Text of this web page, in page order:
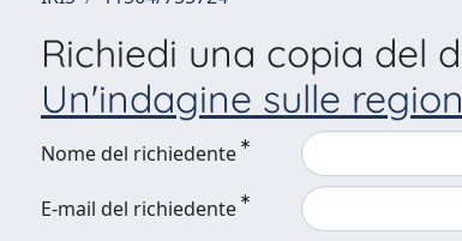
Richiedi una copia del
Un'indagine sulle
Nome del richiedente
E-mail del richiedente